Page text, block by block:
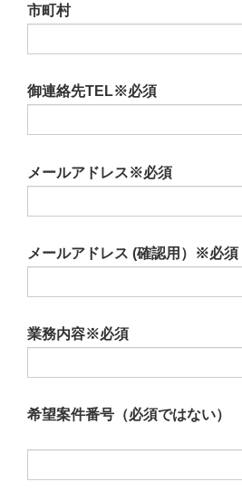
市町村
御連絡先TEL※必須
メールアドレス※必須
メールアドレス (確認用） ※必須
業務内容※必須
希望案件番号（必須ではない）